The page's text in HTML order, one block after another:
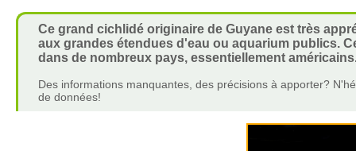
Ce grand cichlidé originaire de Guyane est très
aux grandes étendues d'eau ou aquarium publics.
dans de nombreux pays, essentiellement
Des informations manquantes, des précisions à apporter?
de données!